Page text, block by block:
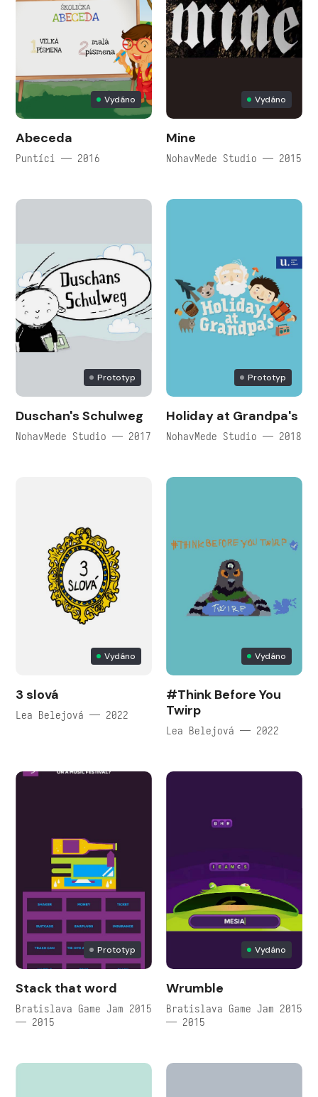
Vydáno
Abeceda
Puntíci — 2016
Vydáno
Mine
NohavMede Studio — 2015
Prototyp
Duschan's Schulweg
NohavMede Studio — 2017
Prototyp
Holiday at Grandpa's
NohavMede Studio — 2018
Vydáno
3 slová
Lea Belejová — 2022
Vydáno
#Think Before You
Twirp
Lea Belejová — 2022
Prototyp
Stack that word
Bratislava Game Jam 2015
— 2015
Vydáno
Wrumble
Bratislava Game Jam 2015
— 2015